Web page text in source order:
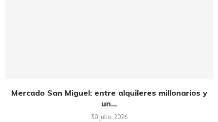
Mercado San Miguel: entre alquileres millonarios y
un...
30 julio, 2026